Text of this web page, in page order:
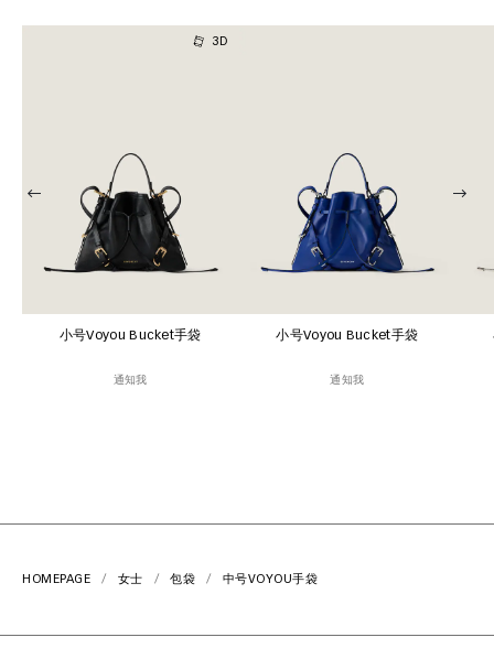
3D
小号Voyou Bucket手袋
通知我
小号Voyou Bucket手袋
通知我
HOMEPAGE 女士 包袋 中号VOYOU手袋